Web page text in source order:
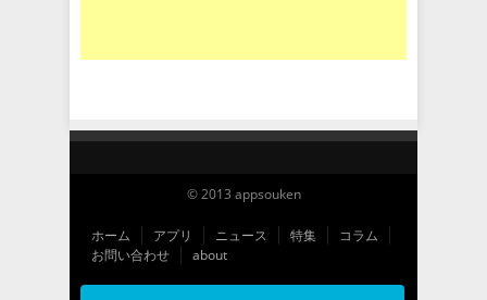
© 2013 appsouken
ホーム アプリ ニュース 特集
コラム
お問い合わせ
about